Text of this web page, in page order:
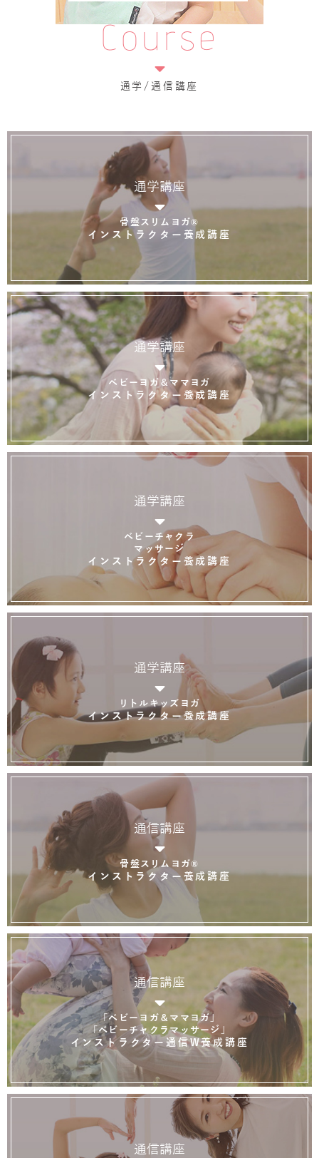
Course
通学/通信講座
通学講座
骨盤スリムヨガ®
インストラクター養成講座
通学講座
ベビーヨガ＆ママヨガ
インストラクター養成講座
通学講座
ベビーチャクラ
マッサージ
インストラクター養成講座
通学講座
リトルキッズヨガ
インストラクター養成講座
通信講座
骨盤スリムヨガ®
インストラクター養成講座
通信講座
「ベビーヨガ＆ママヨガ」
「ベビーチャクラマッサージ」
インストラクター通信W養成講座
通信講座